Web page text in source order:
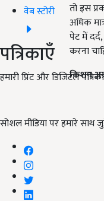
वेब स्टोरी
पत्रिकाएँ
हमारी प्रिंट और डिजिटल
सोशल मीडिया पर हमारे साथ
तो इस
अधिक
पेट में
करना
किशन